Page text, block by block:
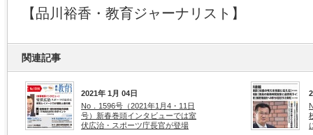
【品川裕香・教育ジャーナリスト】
関連記事
2021年 1月 04日
No．1596号（2021年1月4・11日
号）新春巻頭インタビューでは室
伏広治・スポーツ庁長官が登場